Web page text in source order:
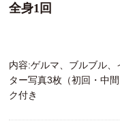
全身1回
内容:ゲルマ、ブルブル
ター写真3枚（初回・中
ク付き